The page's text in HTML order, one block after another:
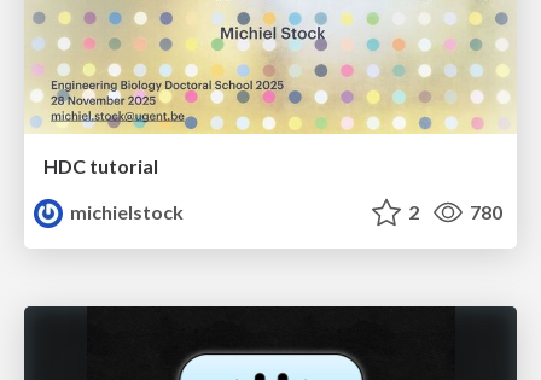
HDC tutorial
michielstock
2 780